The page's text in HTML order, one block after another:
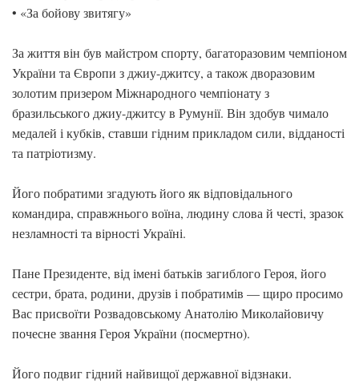
• «За бойову звитягу»
За життя він був майстром спорту, багаторазовим чемпіоном
України та Європи з джиу-джитсу, а також дворазовим
золотим призером Міжнародного чемпіонату з
бразильського джиу-джитсу в Румунії. Він здобув чимало
медалей і кубків, ставши гідним прикладом сили, відданості
та патріотизму.
Його побратими згадують його як відповідального
командира, справжнього воїна, людину слова й честі, зразок
незламності та вірності Україні.
Пане Президенте, від імені батьків загиблого Героя, його
сестри, брата, родини, друзів і побратимів — щиро просимо
Вас присвоїти Розвадовському Анатолію Миколайовичу
почесне звання Героя України (посмертно).
Його подвиг гідний найвищої державної відзнаки.